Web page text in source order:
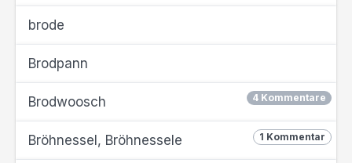
brode
Brodpann
4 Kommentare
Brodwoosch
1 Kommentar
Bröhnessel, Bröhnessele